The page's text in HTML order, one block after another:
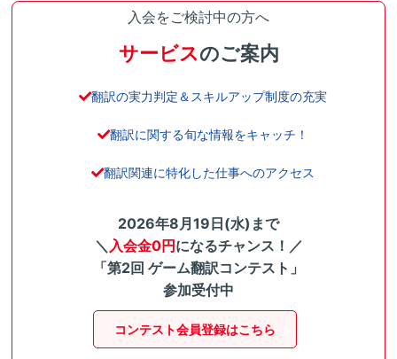
入会をご検討中の方へ
サービスのご案内
翻訳の実力判定＆スキルアップ制度の充実
翻訳に関する旬な情報をキャッチ！
翻訳関連に特化した仕事へのアクセス
2026年8月19日(水)まで
＼ 入会金0円になるチャンス！／
「第2回 ゲーム翻訳コンテスト」
参加受付中
コンテスト会員登録はこちら